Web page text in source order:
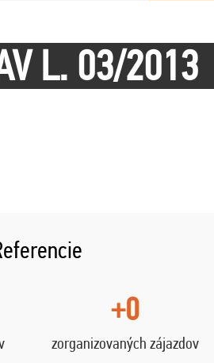
L. 03/2013
+0
zorganizovaných zájazdov